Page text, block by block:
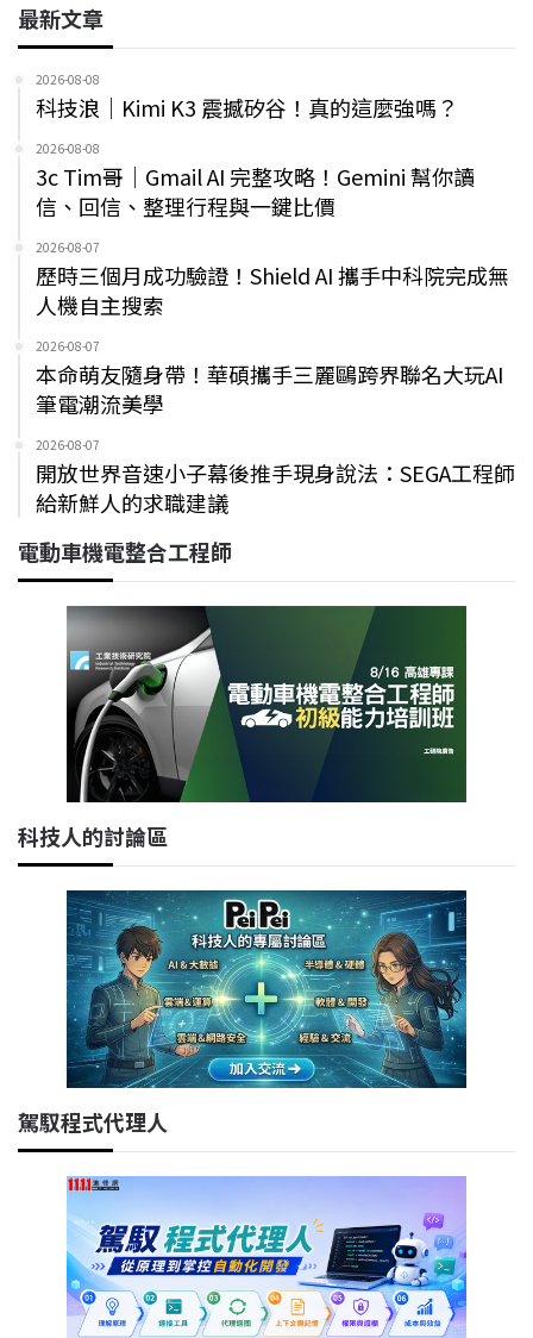
最新文章
2026-08-08
科技浪｜Kimi K3 震撼矽谷！真的這麼強嗎？
2026-08-08
3c Tim哥｜Gmail AI 完整攻略！Gemini 幫你讀
信、回信、整理行程與一鍵比價
2026-08-07
歷時三個月成功驗證！Shield AI 攜手中科院完成無
人機自主搜索
2026-08-07
本命萌友隨身帶！華碩攜手三麗鷗跨界聯名大玩AI
筆電潮流美學
2026-08-07
開放世界音速小子幕後推手現身說法：SEGA工程師
給新鮮人的求職建議
電動車機電整合工程師
科技人的討論區
駕馭程式代理人